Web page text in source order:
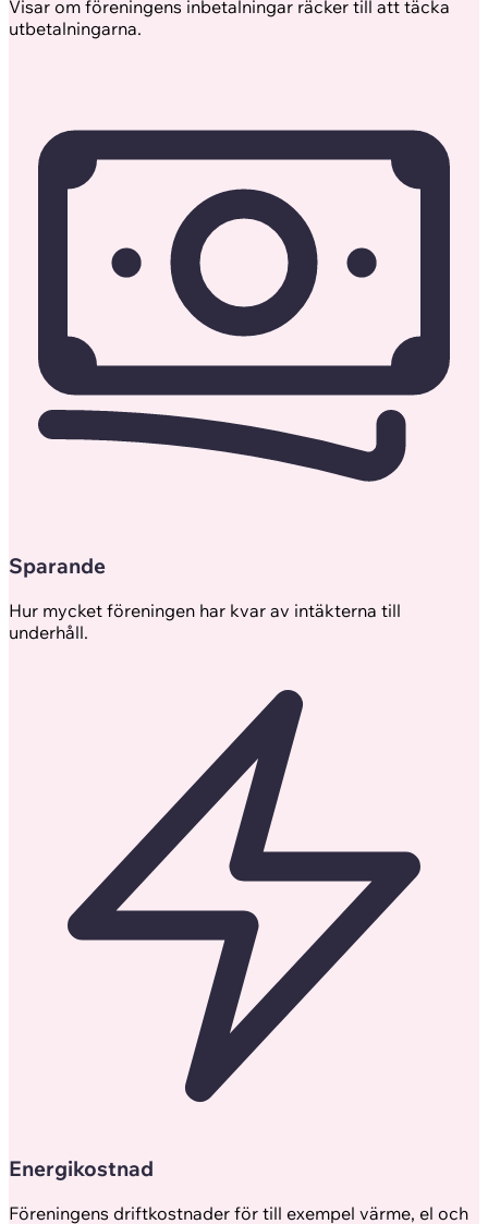
Visar om föreningens inbetalningar räcker till att täcka
utbetalningarna.
Sparande
Hur mycket föreningen har kvar av intäkterna till
underhåll.
Energikostnad
Föreningens driftkostnader för till exempel värme, el och